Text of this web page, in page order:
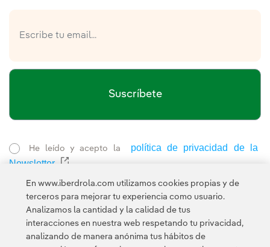
Suscríbete
He leído y acepto la
política de privacidad de la
Newsletter
Enlace externo, se abre en ventana nueva.
Política de privacidady losTérminos de serviciode
En www.iberdrola.com utilizamos cookies propias y de
terceros para mejorar tu experiencia como usuario.
Analizamos la cantidad y la calidad de tus
interacciones en nuestra web respetando tu privacidad,
analizando de manera anónima tus hábitos de